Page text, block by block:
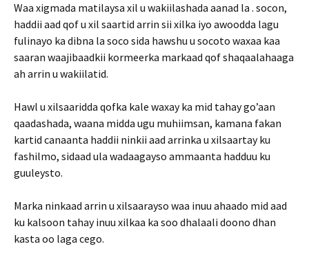
Waa xigmada matilaysa xil u wakiilashada aanad la . socon,
haddii aad qof u xil saartid arrin sii xilka iyo awoodda lagu
fulinayo ka dibna la soco sida hawshu u socoto waxaa kaa
saaran waajibaadkii kormeerka mar­kaad qof shaqaalahaaga
ah arrin u wakiilatid.
Hawl u xilsaaridda qofka kale waxay ka mid tahay go’aan
qaadashada, waana midda ugu muhiimsan, kamana fakan
kartid canaanta haddii ninkii aad arrinka u xilsaartay ku
fashilmo, sidaad ula wadaagayso ammaanta hadduu ku
guuleysto.
Marka ninkaad arrin u xilsaarayso waa inuu ahaado mid aad
ku kalsoon tahay inuu xilkaa ka soo dhalaali doono dhan
kasta oo laga cego.